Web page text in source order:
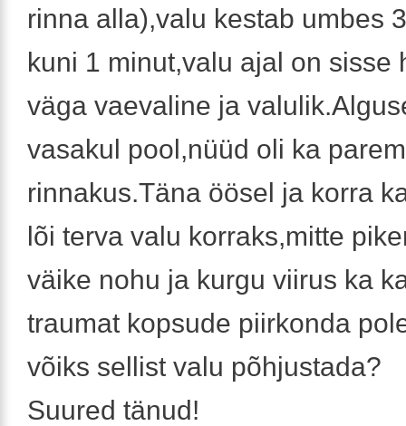
rinna alla),valu kestab umbes
kuni 1 minut,valu ajal on sisse
väga vaevaline ja
vasakul pool,nüüd oli ka
rinnakus.Täna öösel ja korra
lõi terva valu korraks,mitte
väike nohu ja kurgu viirus ka
traumat kopsude piirkonda
võiks sellist valu põhjustada?
Suured tänud!